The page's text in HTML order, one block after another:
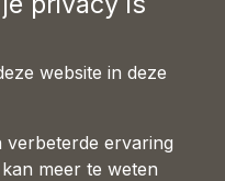
l'instant :(
website in deze
verbeterde ervaring
meer te weten